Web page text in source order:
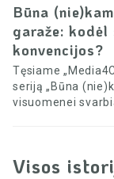
Būna
garaže:
konvencijos?
Tęsiame
seriją „Būna
visuomenei
Visos